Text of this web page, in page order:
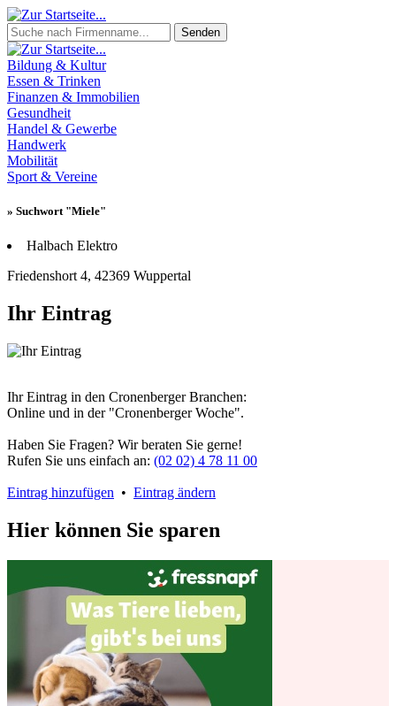
Senden
Bildung & Kultur
Essen & Trinken
Finanzen & Immobilien
Gesundheit
Handel & Gewerbe
Handwerk
Mobilität
Sport & Vereine
» Suchwort "Miele"
Halbach Elektro
Friedenshort 4, 42369 Wuppertal
Ihr Eintrag
Ihr Eintrag in den Cronenberger Branchen:
Online und in der "Cronenberger Woche".
Haben Sie Fragen? Wir beraten Sie gerne!
Rufen Sie uns einfach an: (02 02) 4 78 11 00
Eintrag hinzufügen • Eintrag ändern
Hier können Sie sparen